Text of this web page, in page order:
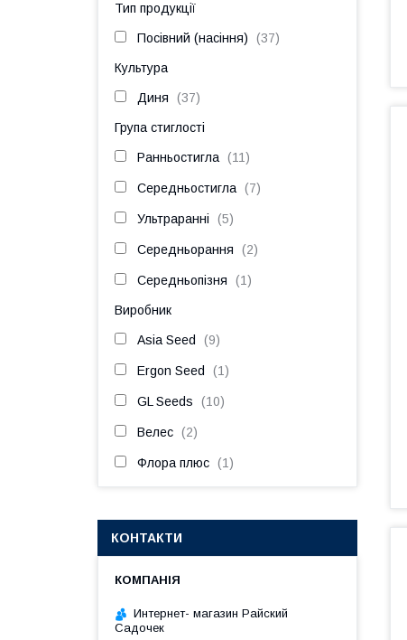
Тип продукції
Посівний (насіння) 37
Культура
Диня 37
Група стиглості
Ранньостигла 11
Середньостигла 7
Ультраранні 5
Середньорання 2
Середньопізня 1
Виробник
Asia Seed 9
Ergon Seed 1
GL Seeds 10
Велес 2
Флора плюс 1
КОНТАКТИ
Интернет- магазин Райский
Садочек